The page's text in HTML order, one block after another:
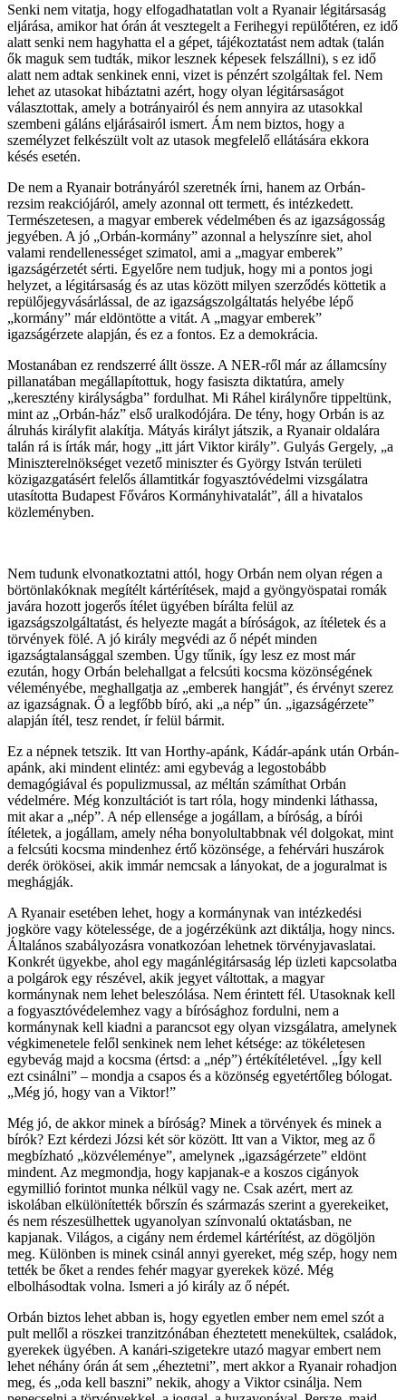
Senki nem vitatja, hogy elfogadhatatlan volt a Ryanair légitársaság
eljárása, amikor hat órán át vesztegelt a Ferihegyi repülőtéren, ez idő
alatt senki nem hagyhatta el a gépet, tájékoztatást nem adtak (talán
ők maguk sem tudták, mikor lesznek képesek felszállni), s ez idő
alatt nem adtak senkinek enni, vizet is pénzért szolgáltak fel. Nem
lehet az utasokat hibáztatni azért, hogy olyan légitársaságot
választottak, amely a botrányairól és nem annyira az utasokkal
szembeni gáláns eljárásairól ismert. Ám nem biztos, hogy a
személyzet felkészült volt az utasok megfelelő ellátására ekkora
késés esetén.
De nem a Ryanair botrányáról szeretnék írni, hanem az Orbán-
rezsim reakciójáról, amely azonnal ott termett, és intézkedett.
Természetesen, a magyar emberek védelmében és az igazságosság
jegyében. A jó „Orbán-kormány” azonnal a helyszínre siet, ahol
valami rendellenességet szimatol, ami a „magyar emberek”
igazságérzetét sérti. Egyelőre nem tudjuk, hogy mi a pontos jogi
helyzet, a légitársaság és az utas között milyen szerződés köttetik a
repülőjegyvásárlással, de az igazságszolgáltatás helyébe lépő
„kormány” már eldöntötte a vitát. A „magyar emberek”
igazságérzete alapján, és ez a fontos. Ez a demokrácia.
Mostanában ez rendszerré állt össze. A NER-ről már az államcsíny
pillanatában megállapítottuk, hogy fasiszta diktatúra, amely
„keresztény királyságba” fordulhat. Mi Ráhel királynőre tippeltünk,
mint az „Orbán-ház” első uralkodójára. De tény, hogy Orbán is az
álruhás királyfit alakítja. Mátyás királyt játszik, a Ryanair oldalára
talán rá is írták már, hogy „itt járt Viktor király”. Gulyás Gergely, „a
Miniszterelnökséget vezető miniszter és György István területi
közigazgatásért felelős államtitkár fogyasztóvédelmi vizsgálatra
utasította Budapest Főváros Kormányhivatalát”, áll a hivatalos
közleményben.
Nem tudunk elvonatkoztatni attól, hogy Orbán nem olyan régen a
börtönlakóknak megítélt kártérítések, majd a gyöngyöspatai romák
javára hozott jogerős ítélet ügyében bírálta felül az
igazságszolgáltatást, és helyezte magát a bíróságok, az ítéletek és a
törvények fölé. A jó király megvédi az ő népét minden
igazságtalansággal szemben. Úgy tűnik, így lesz ez most már
ezután, hogy Orbán belehallgat a felcsúti kocsma közönségének
véleményébe, meghallgatja az „emberek hangját”, és érvényt szerez
az igazságnak. Ő a legfőbb bíró, aki „a nép” ún. „igazságérzete”
alapján ítél, tesz rendet, ír felül bármit.
Ez a népnek tetszik. Itt van Horthy-apánk, Kádár-apánk után Orbán-
apánk, aki mindent elintéz: ami egybevág a legostobább
demagógiával és populizmussal, az méltán számíthat Orbán
védelmére. Még konzultációt is tart róla, hogy mindenki láthassa,
mit akar a „nép”. A nép ellensége a jogállam, a bíróság, a bírói
ítéletek, a jogállam, amely néha bonyolultabbnak vél dolgokat, mint
a felcsúti kocsma mindenhez értő közönsége, a fehérvári huszárok
derék örökösei, akik immár nemcsak a lányokat, de a joguralmat is
meghágják.
A Ryanair esetében lehet, hogy a kormánynak van intézkedési
jogköre vagy kötelessége, de a jogérzékünk azt diktálja, hogy nincs.
Általános szabályozásra vonatkozóan lehetnek törvényjavaslatai.
Konkrét ügyekbe, ahol egy magánlégitársaság lép üzleti kapcsolatba
a polgárok egy részével, akik jegyet váltottak, a magyar
kormánynak nem lehet beleszólása. Nem érintett fél. Utasoknak kell
a fogyasztóvédelemhez vagy a bírósághoz fordulni, nem a
kormánynak kell kiadni a parancsot egy olyan vizsgálatra, amelynek
végkimenetele felől senkinek nem lehet kétsége: az tökéletesen
egybevág majd a kocsma (értsd: a „nép”) értékítéletével. „Így kell
ezt csinálni” – mondja a csapos és a közönség egyetértőleg bólogat.
„Még jó, hogy van a Viktor!”
Még jó, de akkor minek a bíróság? Minek a törvények és minek a
bírók? Ezt kérdezi Józsi két sör között. Itt van a Viktor, meg az ő
megbízható „közvéleménye”, amelynek „igazságérzete” eldönt
mindent. Az megmondja, hogy kapjanak-e a koszos cigányok
egymillió forintot munka nélkül vagy ne. Csak azért, mert az
iskolában elkülönítették bőrszín és származás szerint a gyerekeiket,
és nem részesülhettek ugyanolyan színvonalú oktatásban, ne
kapjanak. Világos, a cigány nem érdemel kártérítést, az dögöljön
meg. Különben is minek csinál annyi gyereket, még szép, hogy nem
tették be őket a rendes fehér magyar gyerekek közé. Még
elbolhásodtak volna. Ismeri a jó király az ő népét.
Orbán biztos lehet abban is, hogy egyetlen ember nem emel szót a
pult mellől a röszkei tranzitzónában éheztetett menekültek, családok,
gyerekek ügyében. A kanári-szigetekre utazó magyar embert nem
lehet néhány órán át sem „éheztetni”, mert akkor a Ryanair rohadjon
meg, és „oda kell baszni” nekik, ahogy a Viktor csinálja. Nem